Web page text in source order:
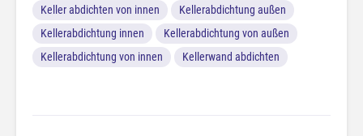
Keller abdichten von innen
Kellerabdichtung außen
Kellerabdichtung innen
Kellerabdichtung von außen
Kellerabdichtung von innen
Kellerwand abdichten